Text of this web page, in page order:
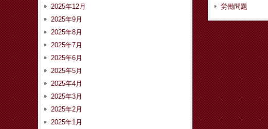
2025年12月
2025年9月
2025年8月
2025年7月
2025年6月
2025年5月
2025年4月
2025年3月
2025年2月
2025年1月
労働問題